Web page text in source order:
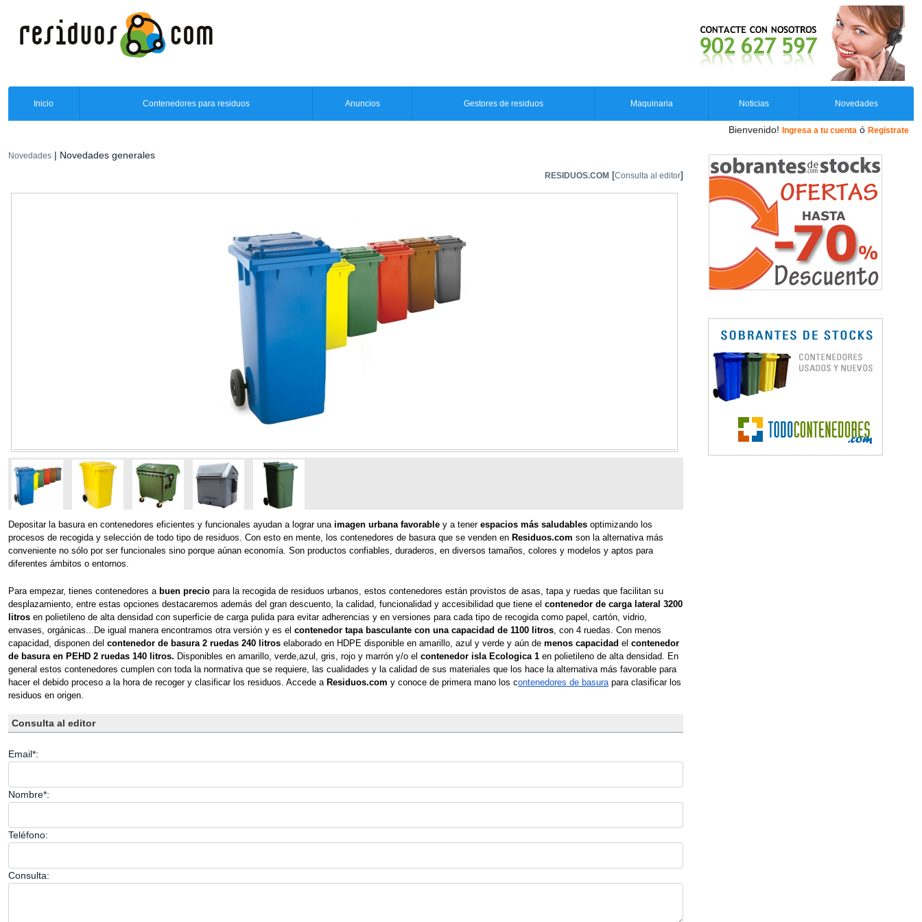
Inicio Contenedores para residuos Anuncios Gestores de residuos Maquinaria Noticias Novedades
Bienvenido! Ingresa a tu cuenta ó Registrate
Novedades | Novedades generales
RESIDUOS.COM [Consulta al editor]
Depositar la basura en contenedores eficientes y funcionales ayudan a lograr una imagen urbana favorable y a tener espacios más saludables optimizando los
procesos de recogida y selección de todo tipo de residuos. Con esto en mente, los contenedores de basura que se venden en Residuos.com son la alternativa más
conveniente no sólo por ser funcionales sino porque aúnan economía. Son productos confiables, duraderos, en diversos tamaños, colores y modelos y aptos para
diferentes ámbitos o entornos.
Para empezar, tienes contenedores a buen precio para la recogida de residuos urbanos, estos contenedores están provistos de asas, tapa y ruedas que facilitan su
desplazamiento, entre estas opciones destacaremos además del gran descuento, la calidad, funcionalidad y accesibilidad que tiene el contenedor de carga lateral 3200
litros en polietileno de alta densidad con superficie de carga pulida para evitar adherencias y en versiones para cada tipo de recogida como papel, cartón, vidrio,
envases, orgánicas...De igual manera encontramos otra versión y es el contenedor tapa basculante con una capacidad de 1100 litros, con 4 ruedas. Con menos
capacidad, disponen del contenedor de basura 2 ruedas 240 litros elaborado en HDPE disponible en amarillo, azul y verde y aún de menos capacidad el contenedor
de basura en PEHD 2 ruedas 140 litros. Disponibles en amarillo, verde,azul, gris, rojo y marrón y/o el contenedor isla Ecologica 1 en polietileno de alta densidad. En
general estos contenedores cumplen con toda la normativa que se requiere, las cualidades y la calidad de sus materiales que los hace la alternativa más favorable para
hacer el debido proceso a la hora de recoger y clasificar los residuos. Accede a Residuos.com y conoce de primera mano los contenedores de basura para clasificar los
residuos en origen.
Consulta al editor
Email*:
Nombre*:
Teléfono:
Consulta: